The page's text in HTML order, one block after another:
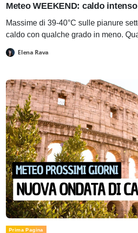
Meteo WEEKEND: caldo
Massime di 39-40°C sulle pianure
caldo con qualche grado in meno.
Elena Rava
Prima Pagina